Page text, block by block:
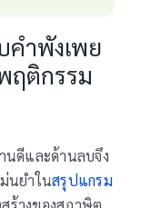
คำพังเพย
ฤติกรรม
ดีและด้านลบจึง
นยำในสรุปแกรม